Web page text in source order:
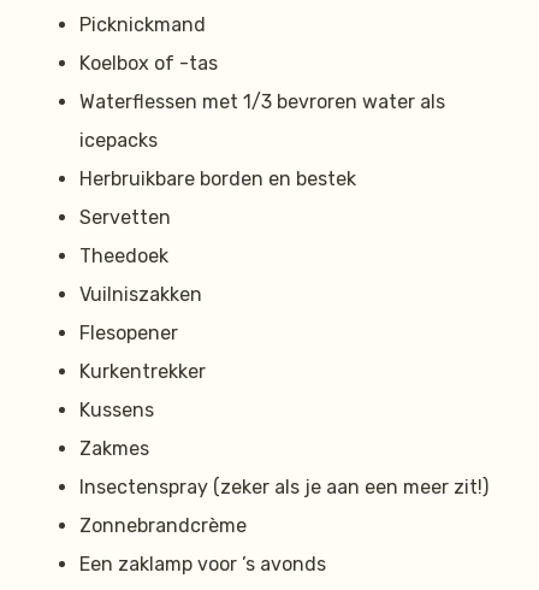
Picknickmand
Koelbox of -tas
Waterflessen met 1/3 bevroren water als
icepacks
Herbruikbare borden en bestek
Servetten
Theedoek
Vuilniszakken
Flesopener
Kurkentrekker
Kussens
Zakmes
Insectenspray (zeker als je aan een meer zit!)
Zonnebrandcrème
Een zaklamp voor ’s avonds